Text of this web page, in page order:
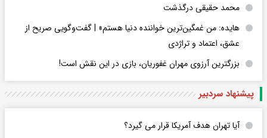
محمد حقیقی درگذشت
هایده: من غمگین‌ترین خواننده دنیا هستم» | گفت‌وگویی صریح از
عشق، اعتماد و تراژدی
بزرگترین آرزوی مهران غفوریان، بازی در این نقش است!
پیشنهاد سردبیر
آیا تهران هدف آمریکا قرار می گیرد؟